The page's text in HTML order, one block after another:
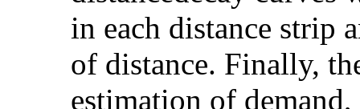
in each distance strip
of distance. Finally,
estimation of